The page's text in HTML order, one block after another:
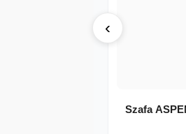
‹
Szafa